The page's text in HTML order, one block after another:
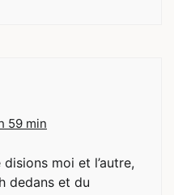
59 min
moi et l’autre,
dedans et du